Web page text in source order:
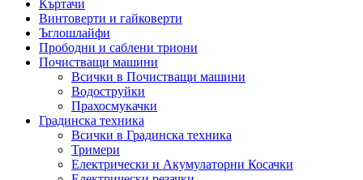
Къртачи
Винтоверти и гайковерти
Ъглошлайфи
Прободни и саблени триони
Почистващи машини
Всички в Почистващи машини
Водоструйки
Прахосмукачки
Градинска техника
Всички в Градинска техника
Тримери
Електрически и Акумулаторни Косачки